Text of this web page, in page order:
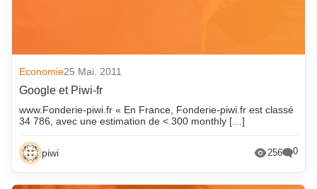
Economie25 Mai. 2011
Google et Piwi-fr
www.Fonderie-piwi.fr « En France, Fonderie-piwi.fr est classé
34 786, avec une estimation de < 300 monthly […]
piwi 256 0